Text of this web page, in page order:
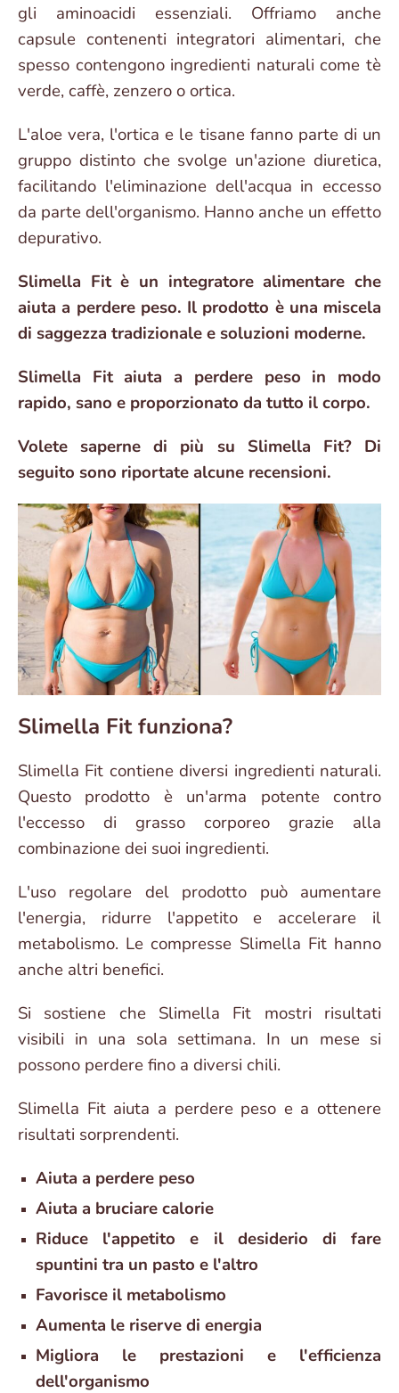
gli aminoacidi essenziali. Offriamo anche
capsule contenenti integratori alimentari, che
spesso contengono ingredienti naturali come tè
verde, caffè, zenzero o ortica.
L'aloe vera, l'ortica e le tisane fanno parte di un
gruppo distinto che svolge un'azione diuretica,
facilitando l'eliminazione dell'acqua in eccesso
da parte dell'organismo. Hanno anche un effetto
depurativo.
Slimella Fit è un integratore alimentare che
aiuta a perdere peso. Il prodotto è una miscela
di saggezza tradizionale e soluzioni moderne.
Slimella Fit aiuta a perdere peso in modo
rapido, sano e proporzionato da tutto il corpo.
Volete saperne di più su Slimella Fit? Di
seguito sono riportate alcune recensioni.
Slimella Fit funziona?
Slimella Fit contiene diversi ingredienti naturali.
Questo prodotto è un'arma potente contro
l'eccesso di grasso corporeo grazie alla
combinazione dei suoi ingredienti.
L'uso regolare del prodotto può aumentare
l'energia, ridurre l'appetito e accelerare il
metabolismo. Le compresse Slimella Fit hanno
anche altri benefici.
Si sostiene che Slimella Fit mostri risultati
visibili in una sola settimana. In un mese si
possono perdere fino a diversi chili.
Slimella Fit aiuta a perdere peso e a ottenere
risultati sorprendenti.
Aiuta a perdere peso
Aiuta a bruciare calorie
Riduce l'appetito e il desiderio di fare
spuntini tra un pasto e l'altro
Favorisce il metabolismo
Aumenta le riserve di energia
Migliora le prestazioni e l'efficienza
dell'organismo